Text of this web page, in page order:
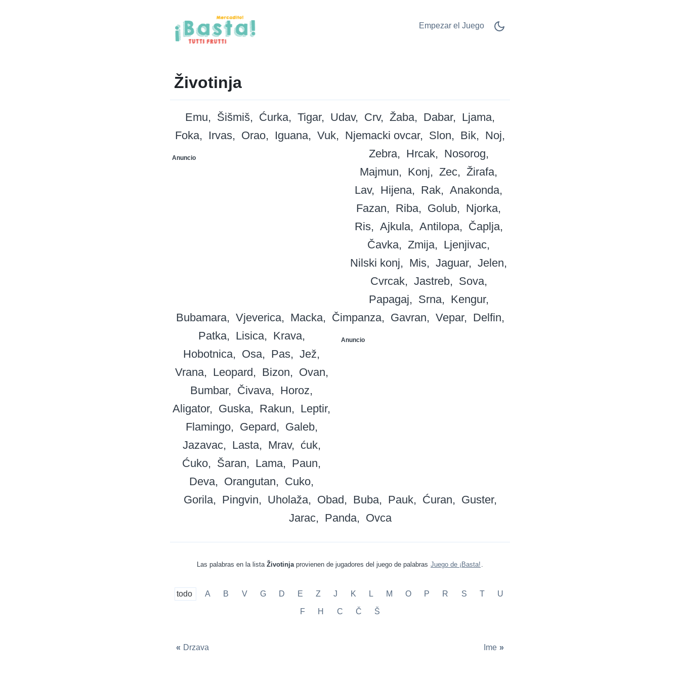
Empezar el Juego
Životinja
Emu Šišmiš Ćurka Tigar Udav Crv Žaba Dabar
Ljama
Foka
Irvas Orao Iguana Vuk Njemacki ovcar
Anuncio
Slon Bik
Noj
Zebra
Hrcak
Nosorog
Majmun
Konj Zec
Žirafa
Lav
Hijena Rak
Anakonda
Fazan
Riba Golub
Njorka
Ris
Ajkula Antilopa
Čaplja
Čavka
Zmija
Ljenjivac
Nilski konj
Mis Jaguar
Jelen
Cvrcak
Jastreb
Sova
Papagaj
Srna
Kengur
Bubamara
Vjeverica Macka Čimpanza Gavran Vepar
Delfin
Patka
Lisica Krava Anuncio
Hobotnica Osa Pas
Jež
Vrana
Leopard Bizon
Ovan
Bumbar
Čivava
Horoz
Aligator
Guska Rakun
Leptir
Flamingo
Gepard
Galeb
Jazavac
Lasta Mrav
ćuk
Ćuko
Šaran Lama
Paun
Deva
Orangutan
Cuko
Gorila
Pingvin Uholaža Obad Buba Pauk Ćuran
Guster
Jarac
Panda Ovca
Las palabras en la lista Životinja provienen de jugadores del juego de palabras Juego de ¡Basta!
todo A B V G D E Z J K L M O P R S T U
F H C Č Š
« Drzava Ime »